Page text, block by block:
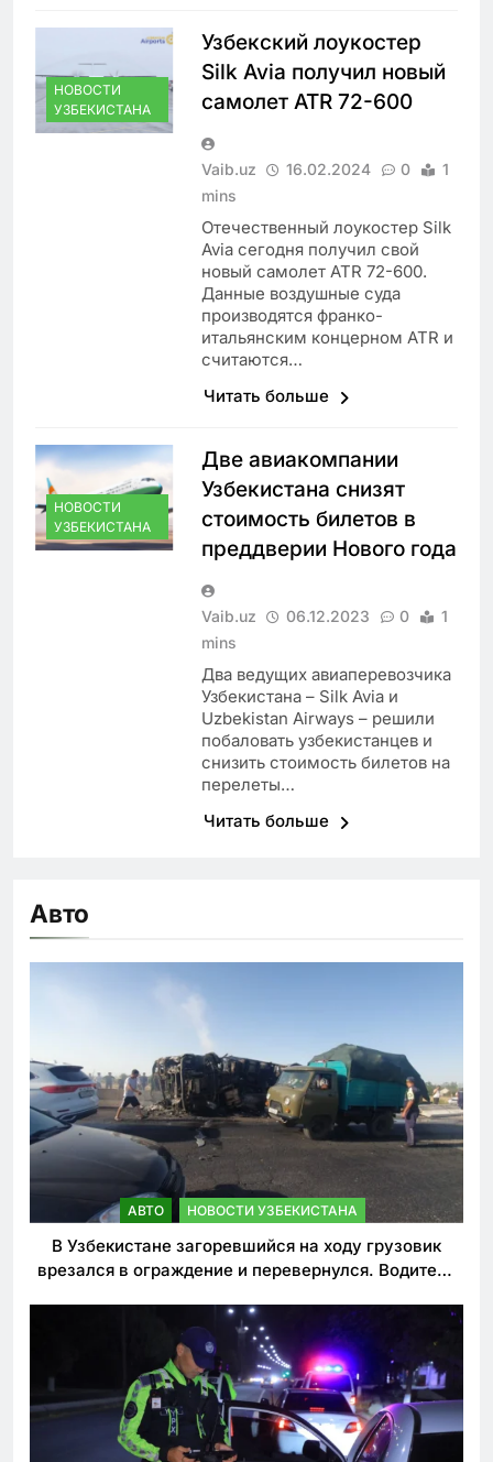
НОВОСТИ
УЗБЕКИСТАНА
Узбекский лоукостер
Silk Avia получил новый
самолет ATR 72-600
Vaib.uz 16.02.2024 0
1
mins
Отечественный лоукостер Silk
Avia сегодня получил свой
новый самолет ATR 72-600.
Данные воздушные суда
производятся франко-
итальянским концерном ATR и
считаются…
Читать больше
НОВОСТИ
УЗБЕКИСТАНА
Две авиакомпании
Узбекистана снизят
стоимость билетов в
преддверии Нового года
Vaib.uz 06.12.2023 0
1
mins
Два ведущих авиаперевозчика
Узбекистана – Silk Avia и
Uzbekistan Airways – решили
побаловать узбекистанцев и
снизить стоимость билетов на
перелеты…
Читать больше
Авто
АВТО НОВОСТИ УЗБЕКИСТАНА
В Узбекистане загоревшийся на ходу грузовик
врезался в ограждение и перевернулся. Водитель